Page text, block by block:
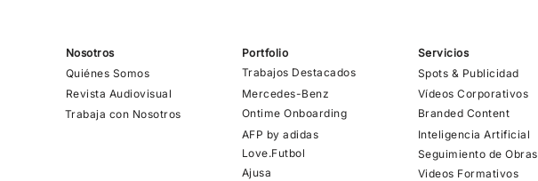
Nosotros Portfolio
Servicios
Quiénes Somos
Trabajos Destacados
Spots & Publicidad
Revista Audiovisual
Mercedes-Benz
Vídeos Corporativos
Trabaja con Nosotros
Ontime Onboarding
Branded Content
AFP by adidas
Love.Futbol
Ajusa
Inteligencia Artificial
Seguimiento de Obras
Videos Formativos